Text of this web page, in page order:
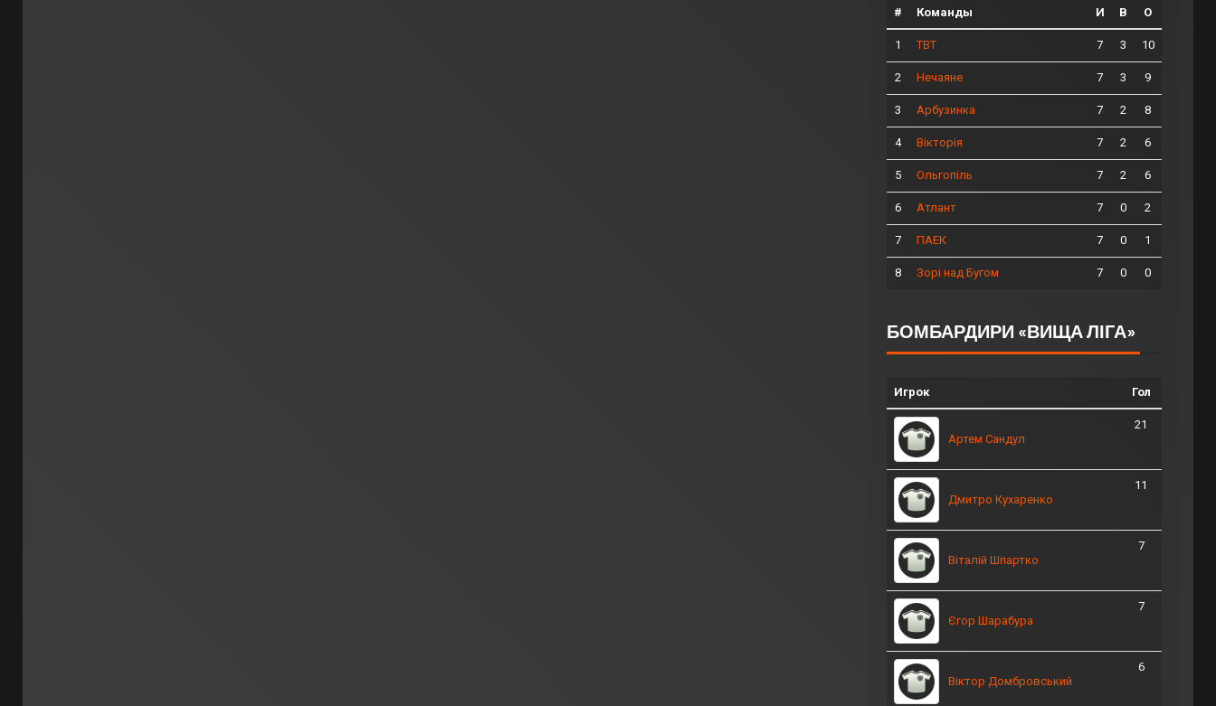
# Команды И В О
1 ТВТ 7 3 10
2 Нечаяне 7 3 9
3 Арбузинка 7 2 8
4 Вікторія 7 2 6
5 Ольгопіль 7 2 6
6 Атлант 7 0 2
7 ПАЕК 7 0 1
8 Зорі над Бугом 7 0 0
БОМБАРДИРИ «ВИЩА ЛІГА»
Игрок Гол
Артем Сандул
21
Дмитро Кухаренко
11
Віталій Шпартко
7
Єгор Шарабура
7
Віктор Домбровський
6